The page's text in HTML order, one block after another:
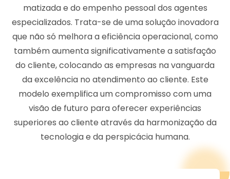
matizada e do empenho pessoal dos agentes
especializados. Trata-se de uma solução inovadora
que não só melhora a eficiência operacional, como
também aumenta significativamente a satisfação
do cliente, colocando as empresas na vanguarda
da excelência no atendimento ao cliente. Este
modelo exemplifica um compromisso com uma
visão de futuro para oferecer experiências
superiores ao cliente através da harmonização da
tecnologia e da perspicácia humana.